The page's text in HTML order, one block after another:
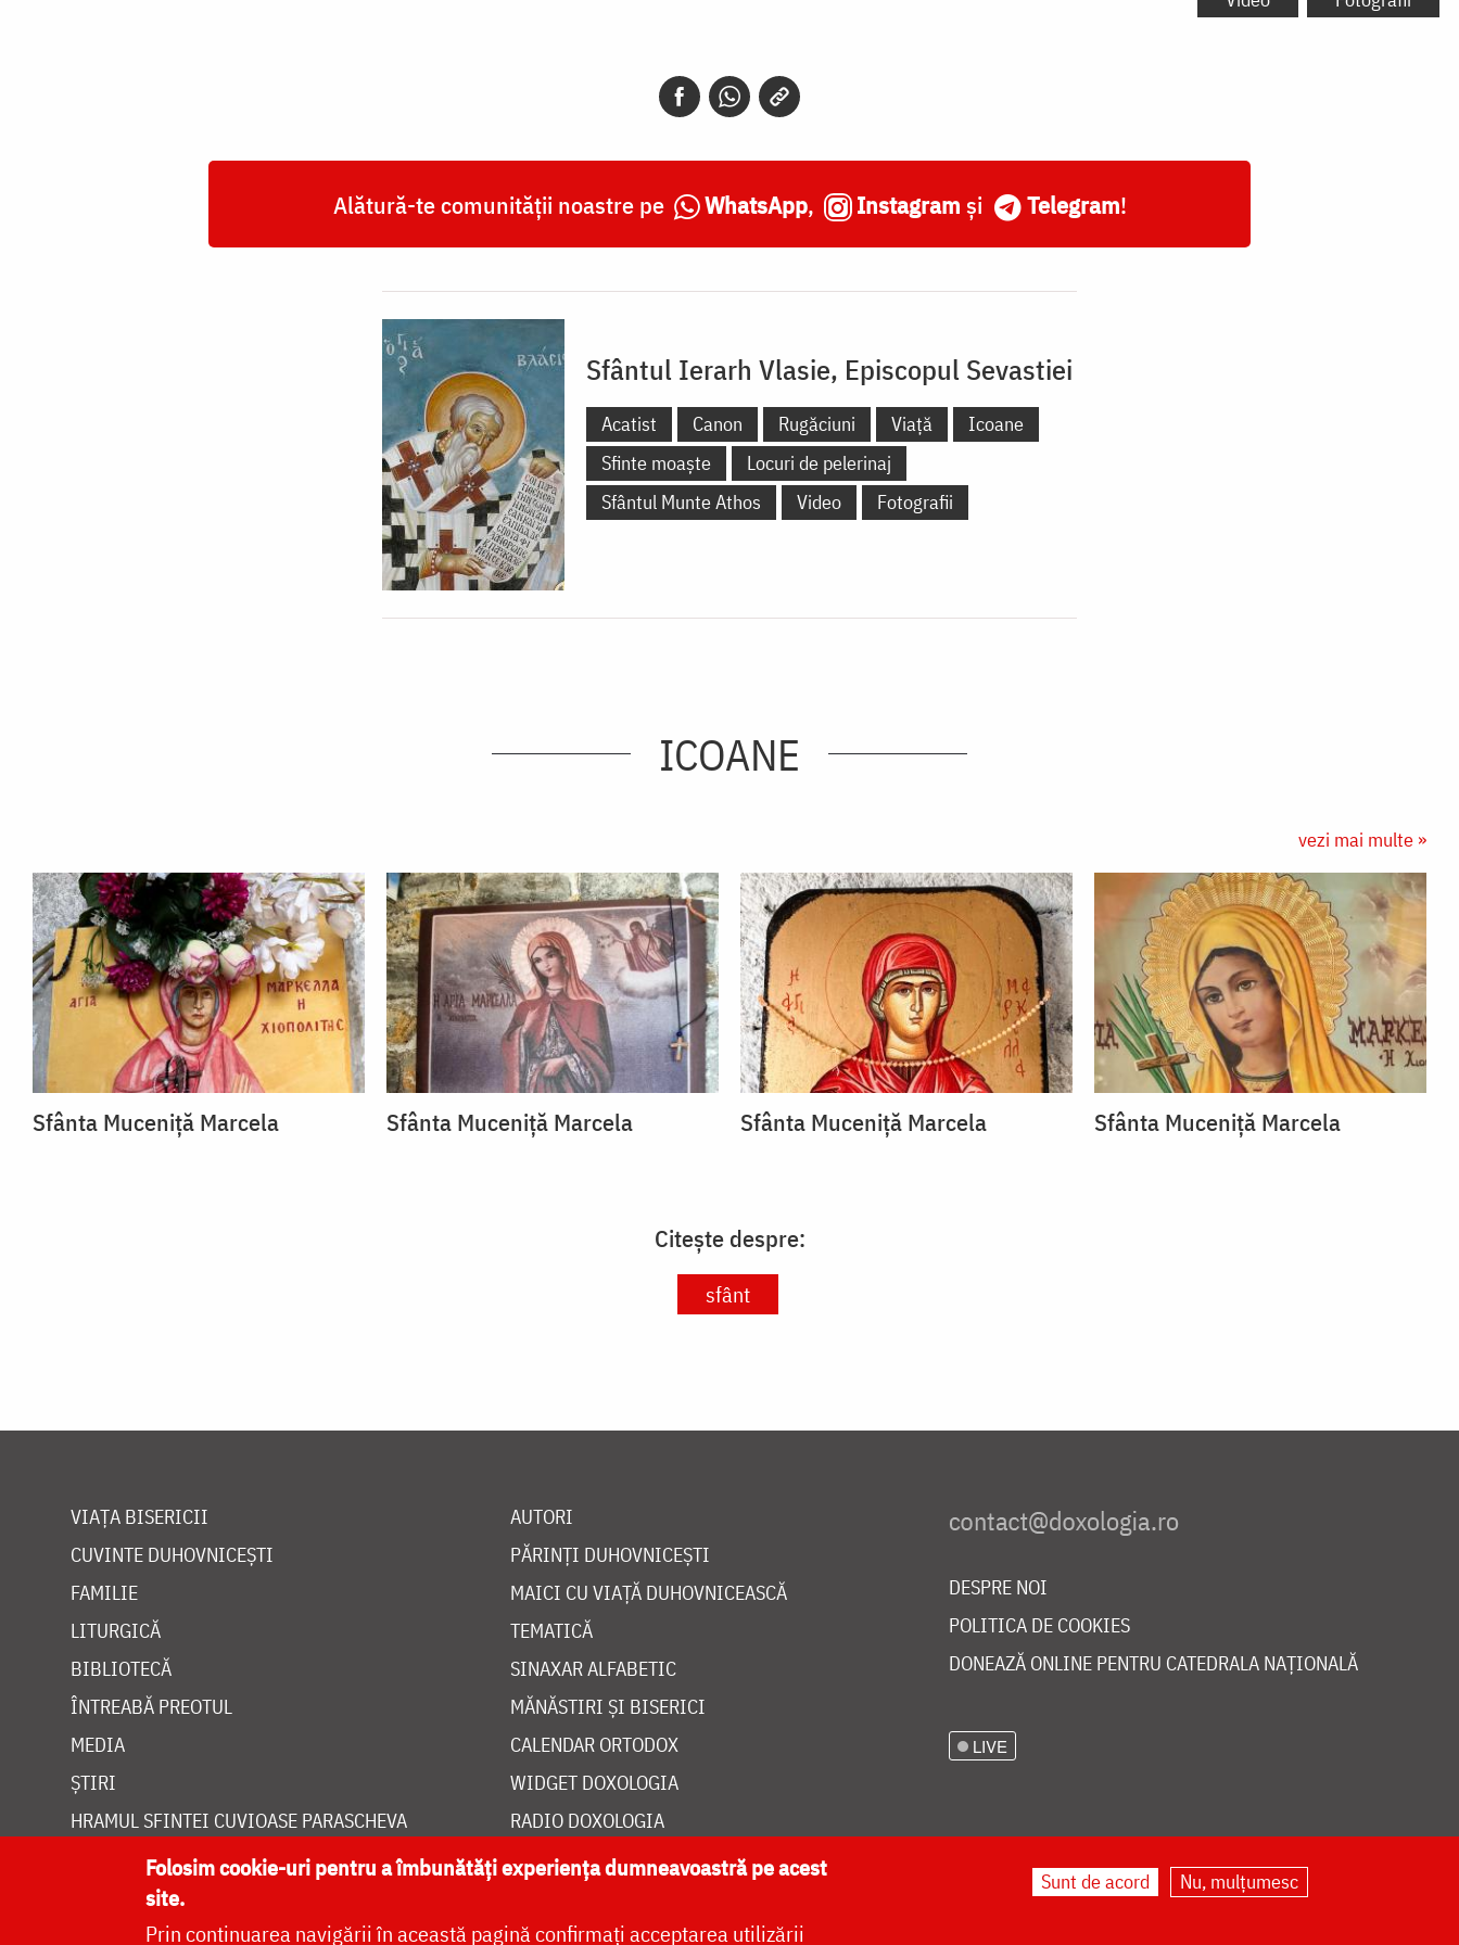
Alătură-te comunității noastre pe WhatsApp, Instagram și Telegram!
Sfântul Ierarh Vlasie, Episcopul Sevastiei
Acatist Canon Rugăciuni Viață
Icoane
Sfinte moaște
Locuri de pelerinaj
Sfântul Munte Athos
Video Fotografii
ICOANE
vezi mai multe »
Sfânta Muceniță Marcela Sfânta Muceniță Marcela Sfânta Muceniță Marcela Sfânta Muceniță Marcela
Citește despre:
sfânt
VIAȚA BISERICII
CUVINTE DUHOVNICEȘTI
FAMILIE
LITURGICĂ
BIBLIOTECĂ
ÎNTREABĂ PREOTUL
MEDIA
ȘTIRI
HRAMUL SFINTEI CUVIOASE PARASCHEVA
AUTORI
PĂRINȚI DUHOVNICEȘTI
MAICI CU VIAȚĂ DUHOVNICEASCĂ
TEMATICĂ
SINAXAR ALFABETIC
MĂNĂSTIRI ȘI BISERICI
CALENDAR ORTODOX
WIDGET DOXOLOGIA
RADIO DOXOLOGIA
DESPRE NOI
POLITICA DE COOKIES
DONEAZĂ ONLINE PENTRU CATEDRALA NAȚIONALĂ
LIVE
Folosim cookie-uri pentru a îmbunătăți experiența dumneavoastră pe acest
site.
Prin continuarea navigării în această pagină confirmați acceptarea utilizării
Sunt de acord Nu, mulțumesc